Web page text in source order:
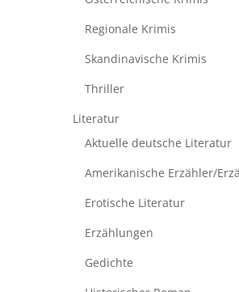
Regionale Krimis
Skandinavische Krimis
Thriller
Literatur
Aktuelle deutsche Literatur
Amerikanische Erzähler/
Erotische Literatur
Erzählungen
Gedichte